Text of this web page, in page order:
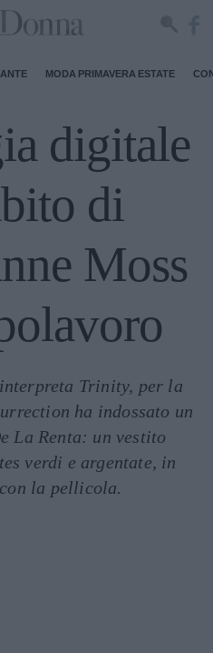
MODA PRIMAVERA ESTATE
digitale
di
Moss
Trinity, per la
ha indossato un
La Renta: un vestito
verdi e argentate, in
la pellicola.